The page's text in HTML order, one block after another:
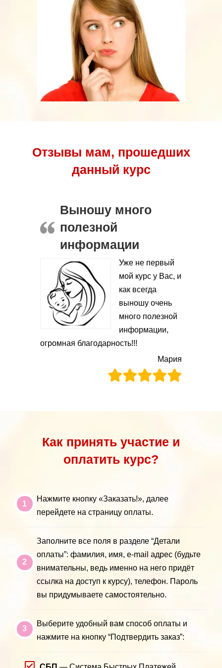
Отзывы мам, прошедших
данный курс
Выношу много
полезной
информации
Уже не первый
мой курс у Вас, и
как всегда
выношу очень
много полезной
информации,
огромная благодарность!!!
Мария
Как принять участие и
оплатить курс?
Нажмите кнопку «Заказать!», далее
перейдете на страницу оплаты.
Заполните все поля в разделе “Детали
оплаты”: фамилия, имя, e-mail адрес (будьте
внимательны, ведь именно на него придёт
ссылка на доступ к курсу), телефон. Пароль
вы придумываете самостоятельно.
Выберите удобный вам способ оплаты и
нажмите на кнопку “Подтвердить заказ”: